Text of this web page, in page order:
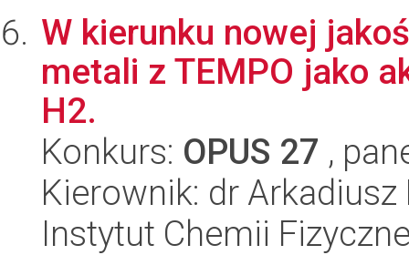
W kierunku nowej
metali z TEMPO jako
H2.
Konkurs: OPUS 27 ,
Kierownik: dr
Instytut Chemii